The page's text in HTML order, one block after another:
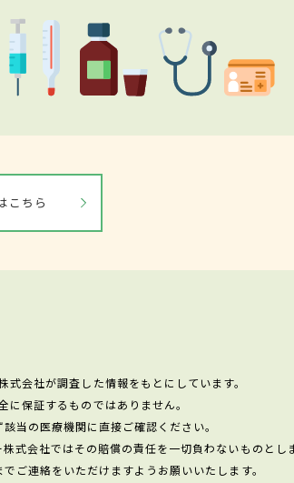
こちら
会社が調査した情報をもとにしています。
保証するものではありません。
当の医療機関に直接ご確認ください。
式会社ではその賠償の責任を一切負わないものとしま
ご連絡をいただけますようお願いいたします。